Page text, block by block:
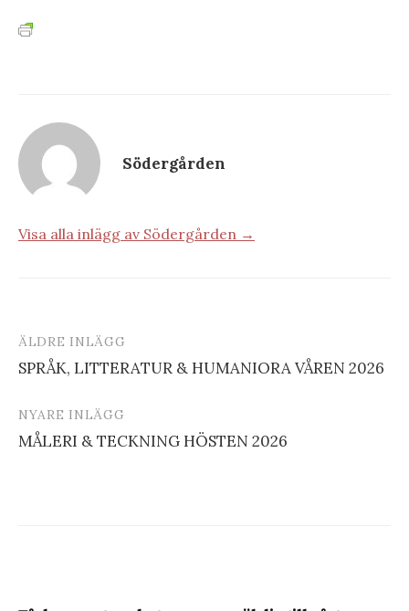
Södergården
Visa alla inlägg av Södergården →
Inläggsnavigering
ÄLDRE INLÄGG
SPRÅK, LITTERATUR & HUMANIORA VÅREN 2026
NYARE INLÄGG
MÅLERI & TECKNING HÖSTEN 2026